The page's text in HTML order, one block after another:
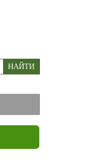
НАЙТИ